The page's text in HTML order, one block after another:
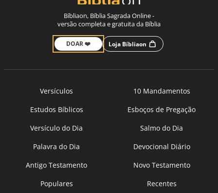
Bíbliaon, Bíblia Sagrada Online -
versão completa e gratuita da Bíblia
DOAR ❤️ Loja Bíbliaon
Versículos
10 Mandamentos
Estudos Bíblicos
Esboços de Pregação
Versículo do Dia
Salmo do Dia
Palavra do Dia
Devocional Diário
Antigo Testamento
Novo Testamento
Populares
Recentes